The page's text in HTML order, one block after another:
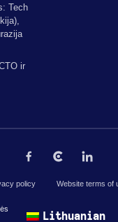
Tech
ir
policy Website terms of
© 2026 The Codest. Visos
Lithuanian